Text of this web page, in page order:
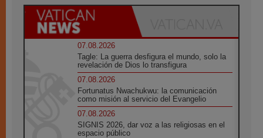
07.08.2026
Tagle: La guerra desfigura el mundo, solo la
revelación de Dios lo transfigura
07.08.2026
Fortunatus Nwachukwu: la comunicación
como misión al servicio del Evangelio
07.08.2026
SIGNIS 2026, dar voz a las religiosas en el
espacio público